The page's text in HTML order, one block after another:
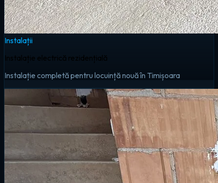
Instalații
Instalație electrică rezidențială
Instalație completă pentru locuință nouă în Timișoara